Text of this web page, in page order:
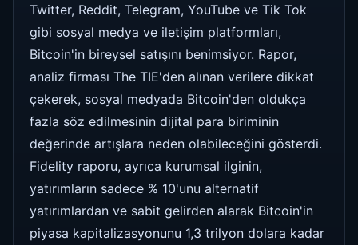
Twitter, Reddit, Telegram, YouTube ve Tik Tok
gibi sosyal medya ve iletişim platformları,
Bitcoin'in bireysel satışını benimsiyor. Rapor,
analiz firması The TIE'den alınan verilere dikkat
çekerek, sosyal medyada Bitcoin'den oldukça
fazla söz edilmesinin dijital para biriminin
değerinde artışlara neden olabileceğini gösterdi.
Fidelity raporu, ayrıca kurumsal ilginin,
yatırımların sadece % 10'unu alternatif
yatırımlardan ve sabit gelirden alarak Bitcoin'in
piyasa kapitalizasyonunu 1,3 trilyon dolara kadar